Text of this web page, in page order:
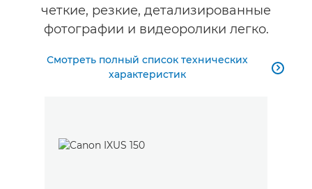
четкие, резкие, детализированные
фотографии и видеоролики легко.
Смотреть полный список технических
характеристик
